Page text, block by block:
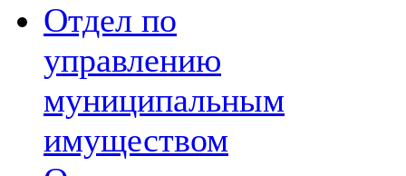
Отдел по
управлению
муниципальным
имуществом